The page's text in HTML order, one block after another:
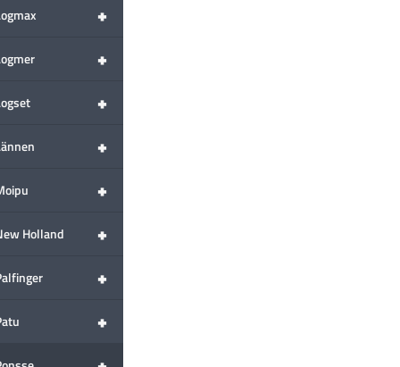
+
+
+
+
+
+
Holland
+
+